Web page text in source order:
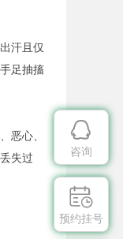
汗且仅
足抽搐
恶心、
失过

咨询

预约挂号